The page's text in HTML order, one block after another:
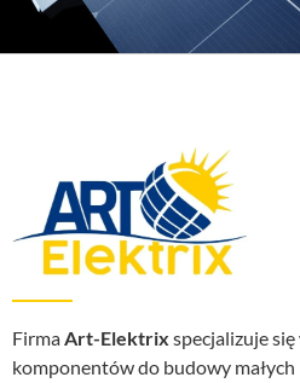
FirmaArt-Elektrix specjalizuje
komponentów do budowy